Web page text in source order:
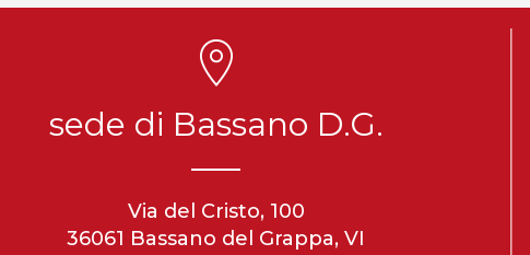
sede di Bassano D.G.
Via del Cristo, 100
36061 Bassano del Grappa, VI